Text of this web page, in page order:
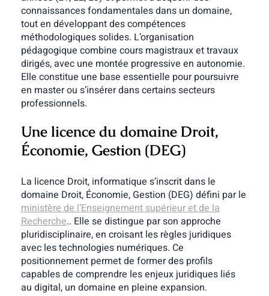
connaissances fondamentales dans un domaine,
tout en développant des compétences
méthodologiques solides. L’organisation
pédagogique combine cours magistraux et travaux
dirigés, avec une montée progressive en autonomie.
Elle constitue une base essentielle pour poursuivre
en master ou s’insérer dans certains secteurs
professionnels.
Une licence du domaine Droit,
Économie, Gestion (DEG)
La licence Droit, informatique s’inscrit dans le
domaine Droit, Économie, Gestion (DEG) défini par le
ministère de l’Enseignement supérieur et de la
Recherche.. Elle se distingue par son approche
pluridisciplinaire, en croisant les règles juridiques
avec les technologies numériques. Ce
positionnement permet de former des profils
capables de comprendre les enjeux juridiques liés
au digital, un domaine en pleine expansion.